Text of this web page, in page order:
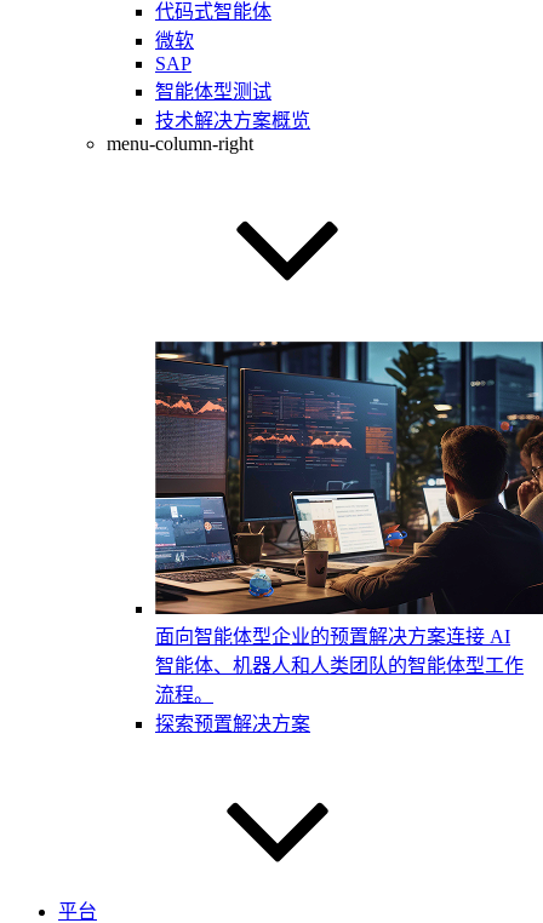
代码式智能体
微软
SAP
智能体型测试
技术解决方案概览
menu-column-right
面向智能体型企业的预置解决方案连接 AI
智能体、机器人和人类团队的智能体型工作
流程。
探索预置解决方案
平台